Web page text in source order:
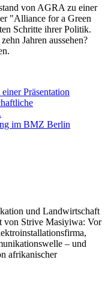
von AGRA zu einer
"Alliance for a Green
Schritte ihrer Politik.
Jahren aussehen?
im BMZ Berlin
und Landwirtschaft
von Strive Masiyiwa: Vor
– und
afrikanischer